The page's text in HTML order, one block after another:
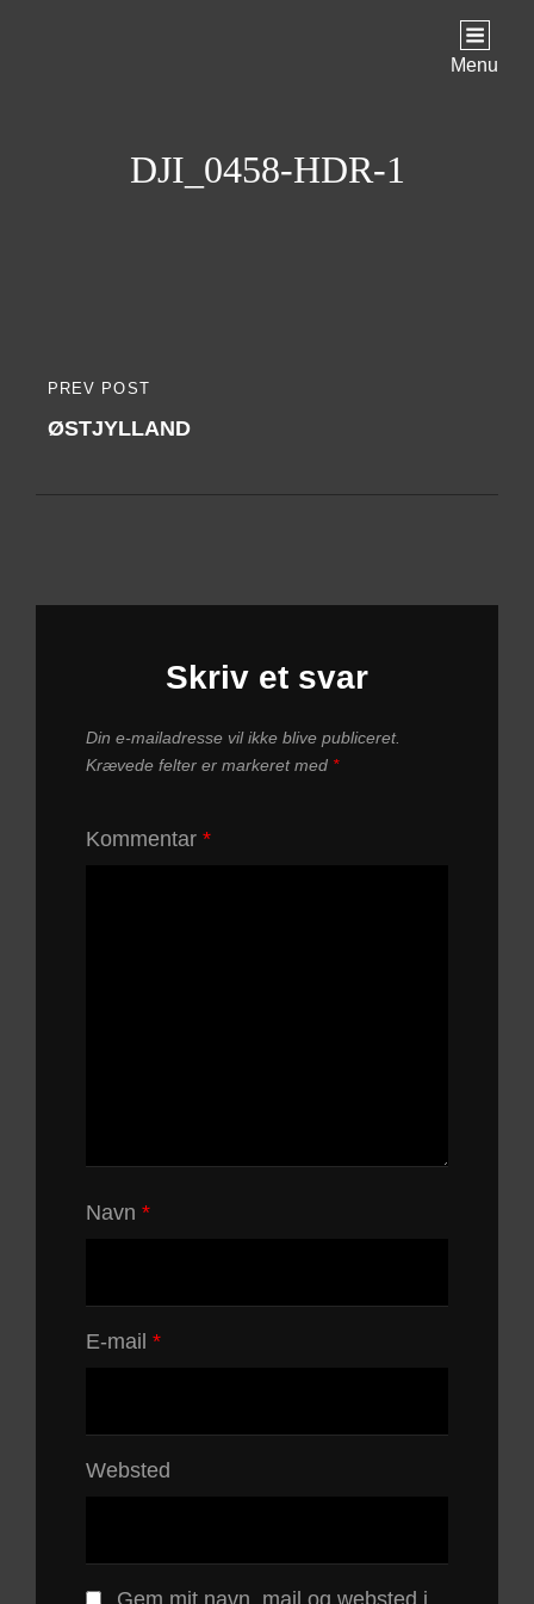
Menu
DJI_0458-HDR-1
Indlægsnavigation
PREVIOUS
POST
PREV POST
ØSTJYLLAND
Skriv et svar
Din e-mailadresse vil ikke blive publiceret.
Krævede felter er markeret med *
Kommentar *
Navn *
E-mail *
Websted